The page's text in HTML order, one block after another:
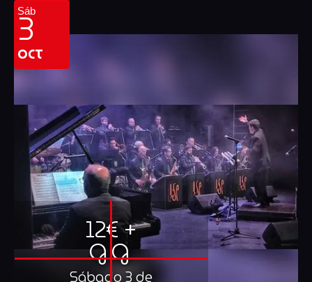
Sáb
3
OCT
12€ +
G.G.
Sábado 3 de